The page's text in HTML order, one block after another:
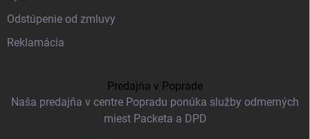
Odstúpenie od zmluvy
Reklamácia
Predajňa v Poprade
Naša predajňa v centre Popradu ponúka služby odmerných
miest Packeta a DPD